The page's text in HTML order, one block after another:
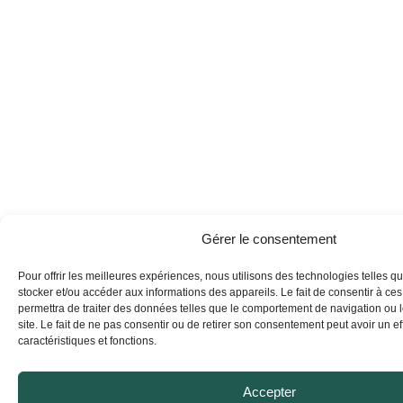
Gérer le consentement
Pour offrir les meilleures expériences, nous utilisons des technologies telles
stocker et/ou accéder aux informations des appareils. Le fait de consentir à
permettra de traiter des données telles que le comportement de navigation ou
site. Le fait de ne pas consentir ou de retirer son consentement peut avoir un
caractéristiques et fonctions.
Accepter